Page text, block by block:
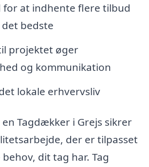
for at indhente flere tilbud
bedste
projektet øger
og kommunikation
lokale erhvervsliv
Tagdækker i Grejs sikrer
der er tilpasset
dit tag har. Tag